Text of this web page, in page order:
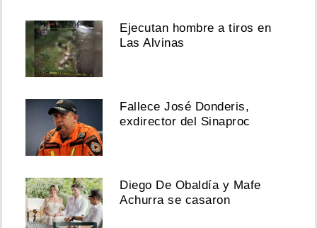
Ejecutan hombre a tiros en
Las Alvinas
Fallece José Donderis,
exdirector del Sinaproc
Diego De Obaldía y Mafe
Achurra se casaron